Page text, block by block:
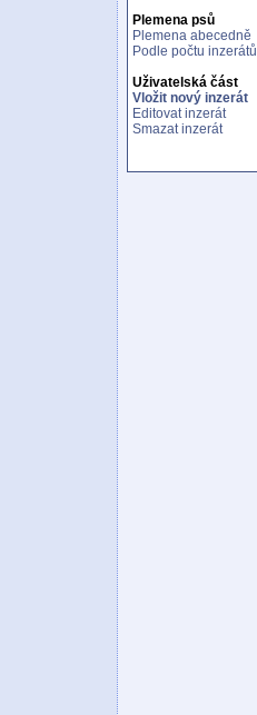
Plemena psů
Plemena abecedně
Podle počtu inzerátů
Uživatelská část
Vložit nový inzerát
Editovat inzerát
Smazat inzerát